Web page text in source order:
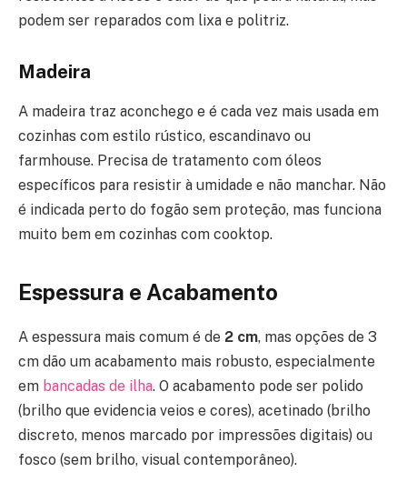
podem ser reparados com lixa e politriz.
Madeira
A madeira traz aconchego e é cada vez mais usada em
cozinhas com estilo rústico, escandinavo ou
farmhouse. Precisa de tratamento com óleos
específicos para resistir à umidade e não manchar. Não
é indicada perto do fogão sem proteção, mas funciona
muito bem em cozinhas com cooktop.
Espessura e Acabamento
A espessura mais comum é de 2 cm, mas opções de 3
cm dão um acabamento mais robusto, especialmente
em bancadas de ilha. O acabamento pode ser polido
(brilho que evidencia veios e cores), acetinado (brilho
discreto, menos marcado por impressões digitais) ou
fosco (sem brilho, visual contemporâneo).